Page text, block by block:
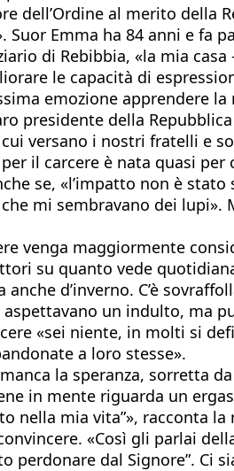
dell’Ordine al merito
Emma ha 84 anni e fa
di Rebibbia, «la mia
le capacità di
emozione apprendere
presidente della
versano i nostri fratelli e
il carcere è nata quasi
se, «l’impatto non è
mi sembravano dei
venga maggiormente
su quanto vede
anche d’inverno. C’è
un indulto, ma
«sei niente, in molti si
a loro stesse».
la speranza, sorretta
in mente riguarda un
nella mia vita”», racconta
«Così gli parlai
perdonare dal Signore”. Ci